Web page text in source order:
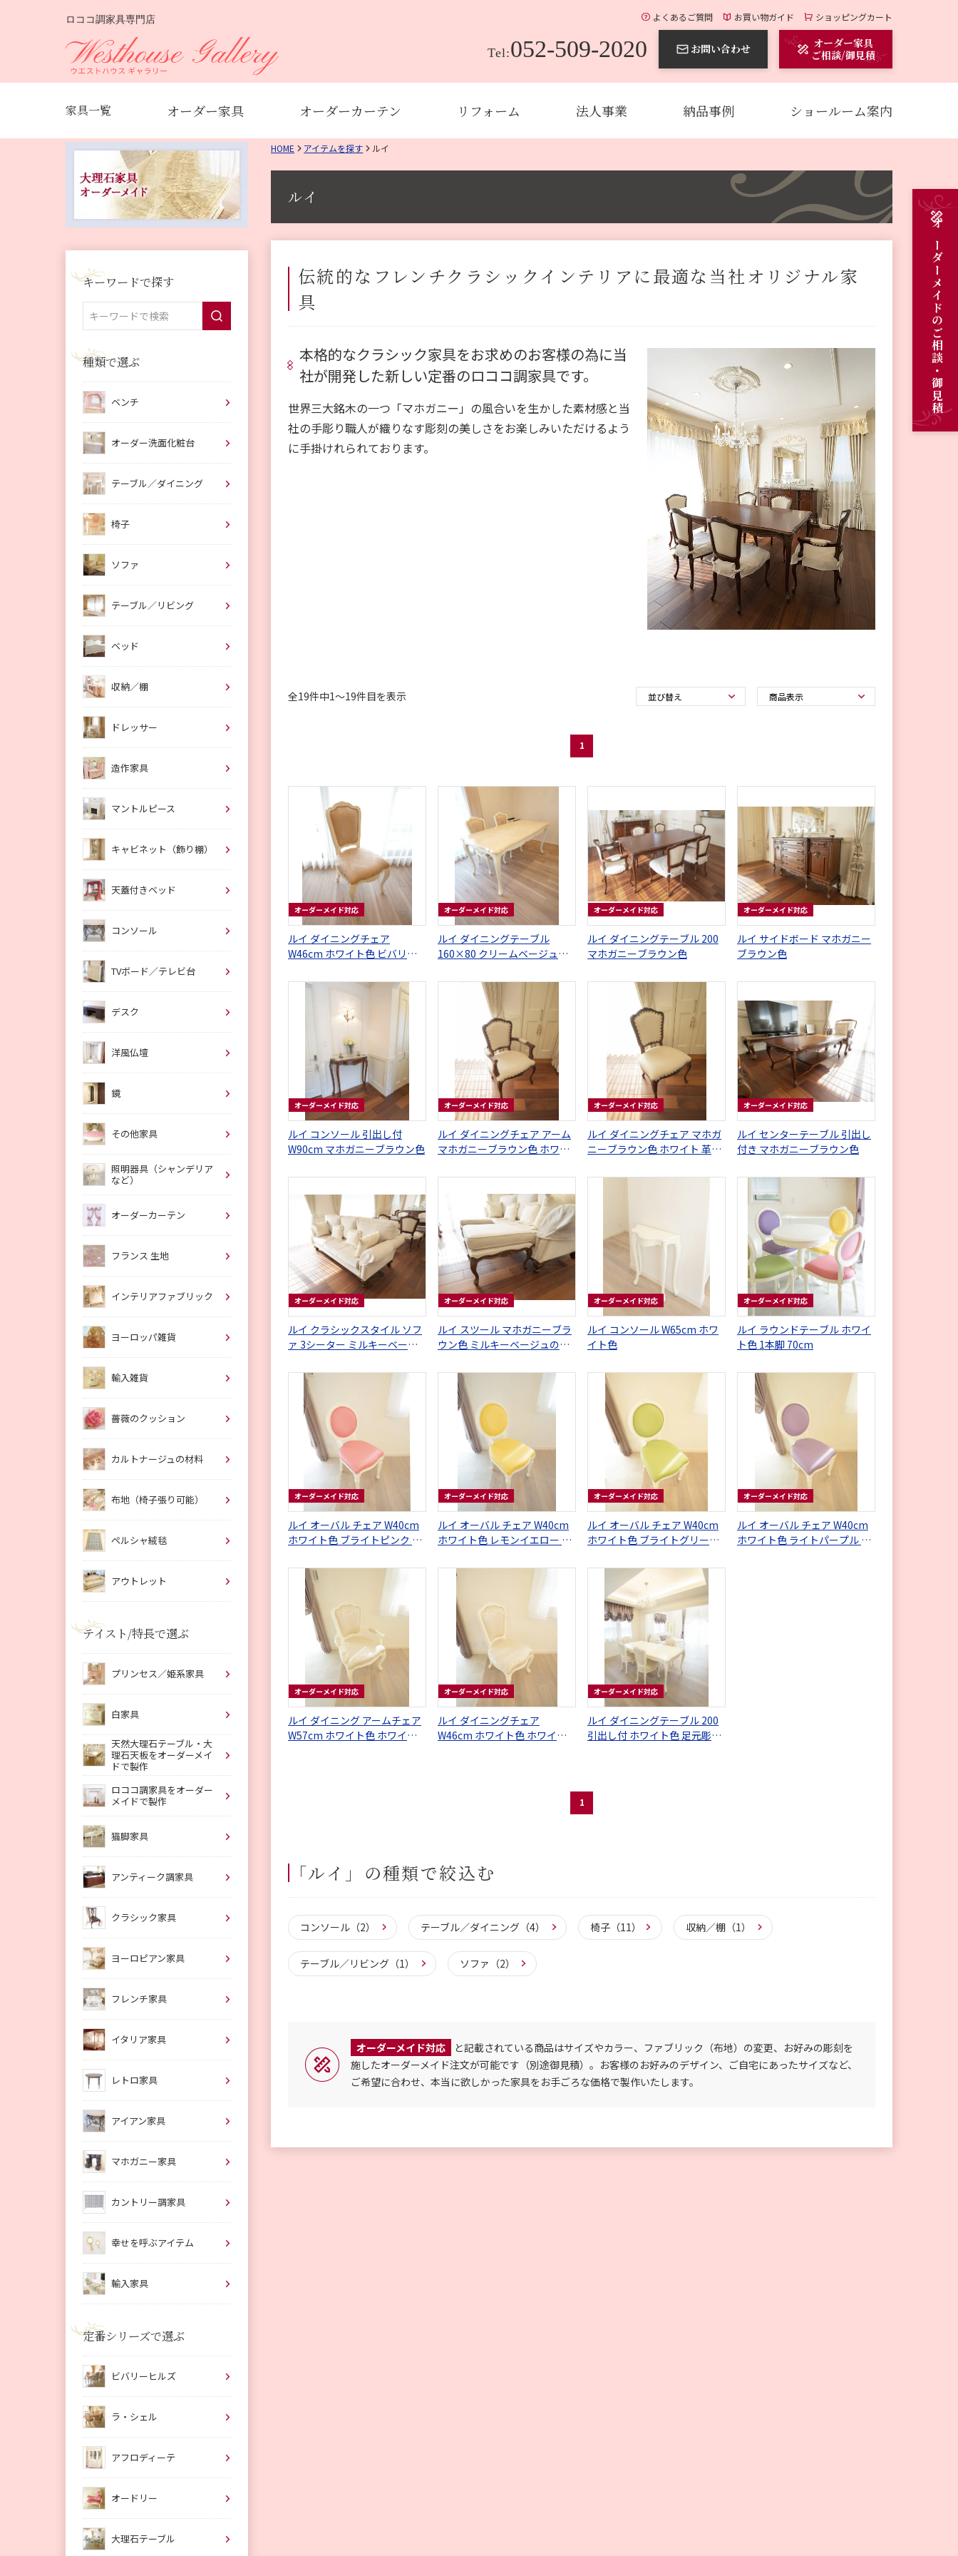
よくあるご質問 お買い物ガイド ショッピングカート
ロココ調家具専門店
Tel:052-509-2020 お問い合わせ
オーダー家具
ご相談/御見積
家具一覧 オーダー家具 オーダーカーテン リフォーム 法人事業 納品事例 ショールーム案内
オーダーメイドのご相談・御見積
HOME アイテムを探す ルイ
ルイ
伝統的なフレンチクラシックインテリアに最適な当社オリジナル家
具
本格的なクラシック家具をお求めのお客様の為に当
社が開発した新しい定番のロココ調家具です。
世界三大銘木の一つ「マホガニー」の風合いを生かした素材感と当
社の手彫り職人が織りなす彫刻の美しさをお楽しみいただけるよう
に手掛けれられております。
全19件中1〜19件目を表示
1
オーダーメイド対応
ルイ ダイニングチェア
W46cm ホワイト色 ビバリー
オーダーメイド対応
ルイ ダイニングテーブル
160×80 クリームベージュ大
ヒルズの彫刻
オーダーメイド対応
ルイ ダイニングテーブル 200
マホガニーブラウン色
オーダーメイド対応
ルイ サイドボード マホガニー
ブラウン色
オーダーメイド対応
ルイ コンソール 引出し付
W90cm マホガニーブラウン色
オーダーメイド対応
ルイ ダイニングチェア アーム
マホガニーブラウン色 ホワイ
オーダーメイド対応
ルイ ダイニングチェア マホガ
ニーブラウン色 ホワイト 革張
オーダーメイド対応
ルイ センターテーブル 引出し
付き マホガニーブラウン色
オーダーメイド対応
ルイ クラシックスタイル ソフ
ァ 3シーター ミルキーベージ
オーダーメイド対応
ルイ スツール マホガニーブラ
ウン色 ミルキーベージュの張
オーダーメイド対応
ルイ コンソール W65cm ホワ
イト色
オーダーメイド対応
ルイ ラウンドテーブル ホワイ
ト色 1本脚 70cm
オーダーメイド対応
ルイ オーバル チェア W40cm
ホワイト色 ブライトピンク フ
オーダーメイド対応
ルイ オーバル チェア W40cm
ホワイト色 レモンイエロー フ
オーダーメイド対応
ルイ オーバル チェア W40cm
ホワイト色 ブライトグリーン
オーダーメイド対応
ルイ オーバル チェア W40cm
ホワイト色 ライトパープル フ
オーダーメイド対応
ルイ ダイニング アームチェア
W57cm ホワイト色 ホワイト
オーダーメイド対応
ルイ ダイニングチェア
W46cm ホワイト色 ホワイト
オーダーメイド対応
ルイ ダイニングテーブル 200
引出し付 ホワイト色 足元彫刻
1
「ルイ」の種類で絞込む
コンソール（2） テーブル／ダイニング（4） 椅子（11） 収納／棚（1）
テーブル／リビング（1） ソファ（2）
オーダーメイド対応
と記載されている商品はサイズやカラー、ファブリック（布地）の変更、お好みの彫刻を
施したオーダーメイド注文が可能です（別途御見積）。お客様のお好みのデザイン、ご自宅にあったサイズなど、
ご希望に合わせ、本当に欲しかった家具をお手ごろな価格で製作いたします。
キーワードで探す
種類で選ぶ
ベンチ
オーダー洗面化粧台
テーブル／ダイニング
椅子
ソファ
テーブル／リビング
ベッド
収納／棚
ドレッサー
造作家具
マントルピース
キャビネット（飾り棚）
天蓋付きベッド
コンソール
TVボード／テレビ台
デスク
洋風仏壇
鏡
その他家具
照明器具（シャンデリア
など）
オーダーカーテン
フランス 生地
インテリアファブリック
ヨーロッパ雑貨
輸入雑貨
薔薇のクッション
カルトナージュの材料
布地（椅子張り可能）
ペルシャ絨毯
アウトレット
テイスト/特長で選ぶ
プリンセス／姫系家具
白家具
天然大理石テーブル・大
理石天板をオーダーメイ
ドで製作
ロココ調家具をオーダー
メイドで製作
猫脚家具
アンティーク調家具
クラシック家具
ヨーロピアン家具
フレンチ家具
イタリア家具
レトロ家具
アイアン家具
マホガニー家具
カントリー調家具
幸せを呼ぶアイテム
輸入家具
定番シリーズで選ぶ
ビバリーヒルズ
ラ・シェル
アフロディーテ
オードリー
大理石テーブル